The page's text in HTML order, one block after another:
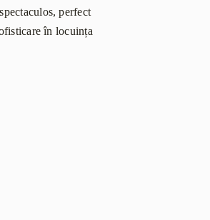
perfect
în locuința